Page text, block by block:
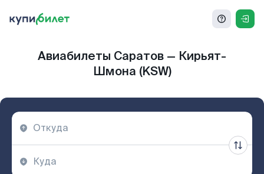
Авиабилеты Саратов — Кирьят-
Шмона (KSW)